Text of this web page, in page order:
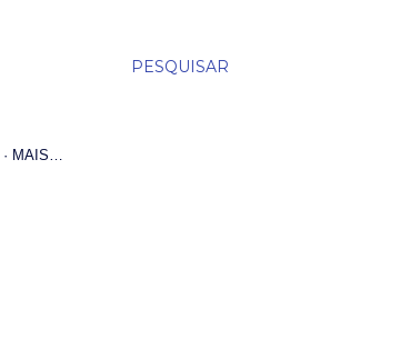
PESQUISAR
MAIS…